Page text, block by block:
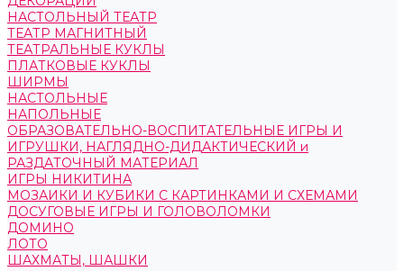
НАСТОЛЬНЫЙ ТЕАТР
ТЕАТР МАГНИТНЫЙ
ТЕАТРАЛЬНЫЕ КУКЛЫ
ПЛАТКОВЫЕ КУКЛЫ
ШИРМЫ
НАСТОЛЬНЫЕ
НАПОЛЬНЫЕ
ОБРАЗОВАТЕЛЬНО-ВОСПИТАТЕЛЬНЫЕ ИГРЫ И
ИГРУШКИ, НАГЛЯДНО-ДИДАКТИЧЕСКИЙ и
РАЗДАТОЧНЫЙ МАТЕРИАЛ
ИГРЫ НИКИТИНА
МОЗАИКИ И КУБИКИ С КАРТИНКАМИ И СХЕМАМИ
ДОСУГОВЫЕ ИГРЫ И ГОЛОВОЛОМКИ
ДОМИНО
ЛОТО
ШАХМАТЫ, ШАШКИ